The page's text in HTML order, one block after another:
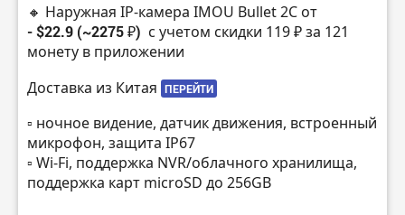
🔸 Наружная IP-камера IMOU Bullet 2C от
- $22.9 (~2275 ₽) с учетом скидки 119 ₽ за 121
монету в приложении
Доставка из Китая ПЕРЕЙТИ
▫️ ночное видение, датчик движения, встроенный
микрофон, защита IP67
▫️ Wi-Fi, поддержка NVR/облачного хранилища,
поддержка карт microSD до 256GB